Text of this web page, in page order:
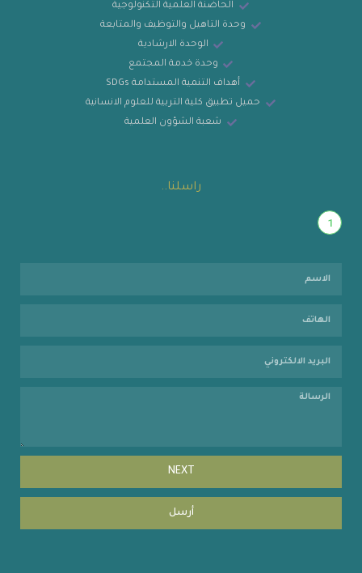
الحاضنة العلمية التكنولوجية
وحدة التاهيل والتوظيف والمتابعة
الوحدة الارشادية
وحدة خدمة المجتمع
أهداف التنمية المستدامة SDGs
حميل تطبيق كلية التربية للعلوم الانسانية
شعبة الشؤون العلمية
راسلنا..
1
NEXT
أرسل